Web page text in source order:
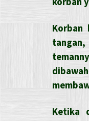
Korban
Ketika